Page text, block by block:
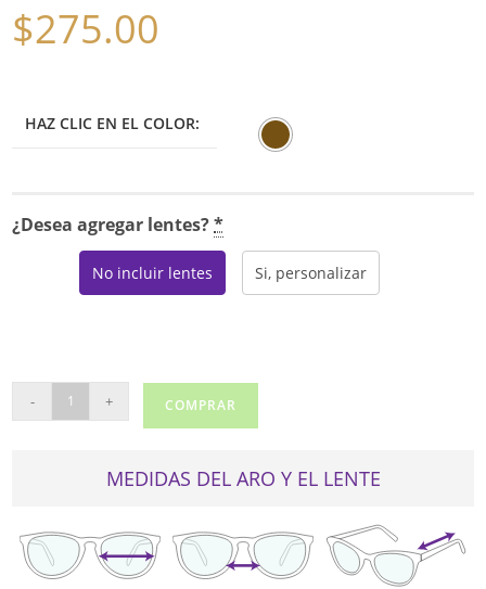
$275.00
HAZ CLIC EN EL COLOR:
¿Desea agregar lentes?*
No incluir lentes Si, personalizar
SALVATORE
FERRAGAMO
- + COMPRAR
MEDIDAS DEL ARO Y EL LENTE